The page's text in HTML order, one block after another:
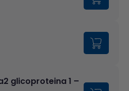
glicoproteina 1 –